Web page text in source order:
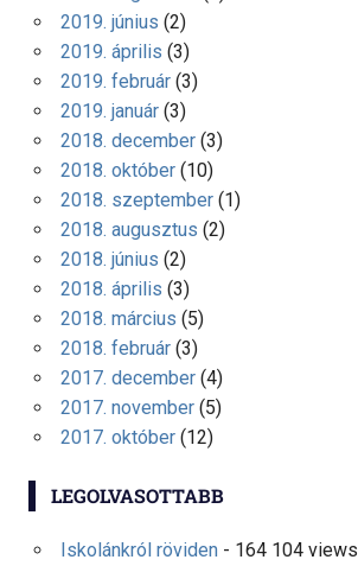
2019. június (2)
2019. április (3)
2019. február(3)
2019. január(3)
2018. december(3)
2018. október(10)
2018. szeptember(1)
2018. augusztus (2)
2018. június (2)
2018. április (3)
2018. március (5)
2018. február(3)
2017. december(4)
2017. november(5)
2017. október(12)
LEGOLVASOTTABB
Iskolánkról röviden- 164 104 views